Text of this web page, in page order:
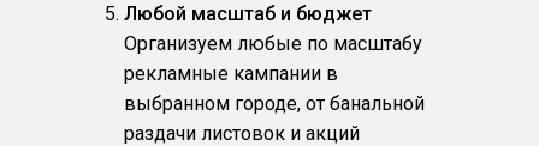
Любой масштаб и бюджет
Организуем любые по масштабу
рекламные кампании в
выбранном городе, от банальной
раздачи листовок и акций